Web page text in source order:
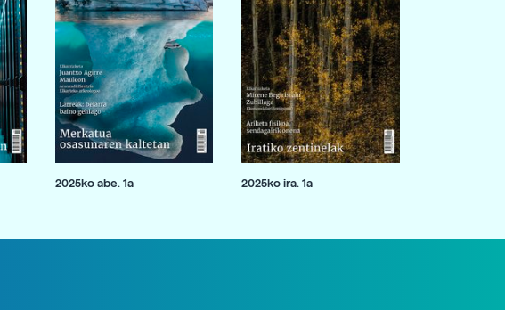
2025ko abe. 1a 2025ko ira. 1a